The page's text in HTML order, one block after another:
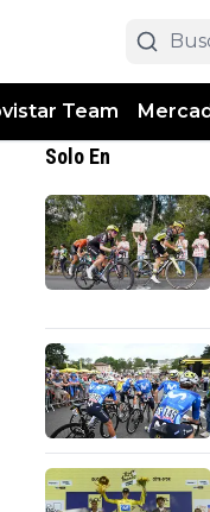
Team
Solo En